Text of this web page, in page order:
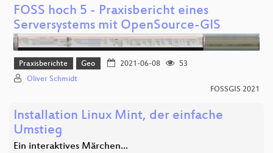
FOSS hoch 5 - Praxisbericht eines
Serversystems mit OpenSource-GIS
Praxisberichte Geo 2021-06-08
53
Oliver Schmidt
FOSSGIS 2021
Installation Linux Mint, der einfache
Umstieg
Ein interaktives Märchen...